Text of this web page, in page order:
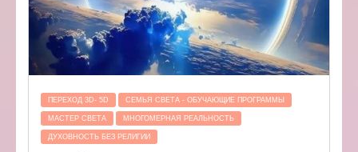
ПЕРЕХОД 3D- 5D СЕМЬЯ СВЕТА - ОБУЧАЮЩИЕ ПРОГРАММЫ
МАСТЕР СВЕТА МНОГОМЕРНАЯ РЕАЛЬНОСТЬ
ДУХОВНОСТЬ БЕЗ РЕЛИГИИ